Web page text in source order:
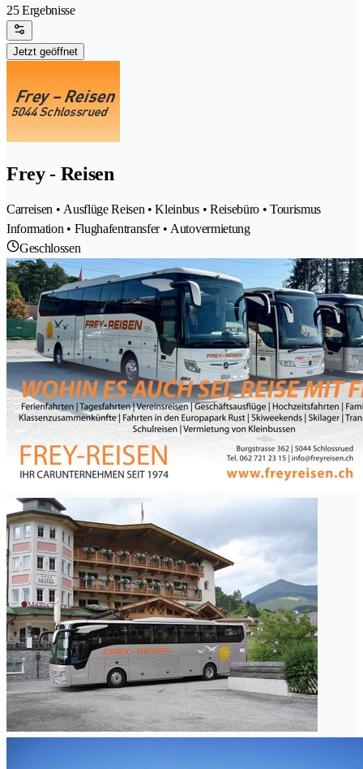
25 Ergebnisse
Jetzt geöffnet
Frey - Reisen
Carreisen • Ausflüge Reisen • Kleinbus • Reisebüro • Tourismus
Information • Flughafentransfer • Autovermietung
Geschlossen